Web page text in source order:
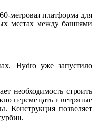
метровая платформа для
местах между башнями
Hydro уже запустило
необходимость строить
перемещать в ветряные
Конструкция позволяет